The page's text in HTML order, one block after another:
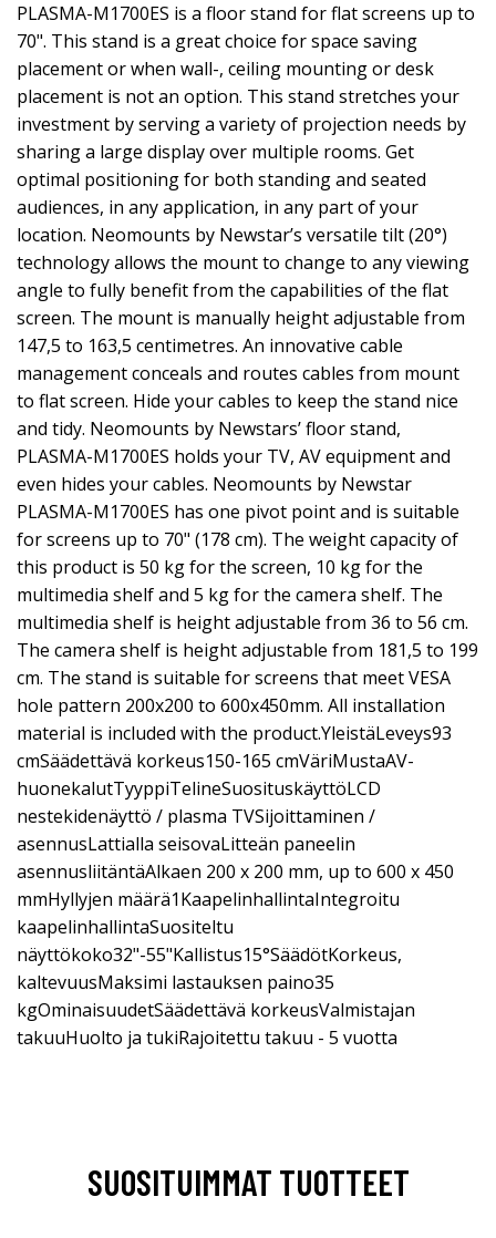
PLASMA-M1700ES is a floor stand for flat screens up to
70". This stand is a great choice for space saving
placement or when wall-, ceiling mounting or desk
placement is not an option. This stand stretches your
investment by serving a variety of projection needs by
sharing a large display over multiple rooms. Get
optimal positioning for both standing and seated
audiences, in any application, in any part of your
location. Neomounts by Newstar’s versatile tilt (20°)
technology allows the mount to change to any viewing
angle to fully benefit from the capabilities of the flat
screen. The mount is manually height adjustable from
147,5 to 163,5 centimetres. An innovative cable
management conceals and routes cables from mount
to flat screen. Hide your cables to keep the stand nice
and tidy. Neomounts by Newstars’ floor stand,
PLASMA-M1700ES holds your TV, AV equipment and
even hides your cables. Neomounts by Newstar
PLASMA-M1700ES has one pivot point and is suitable
for screens up to 70" (178 cm). The weight capacity of
this product is 50 kg for the screen, 10 kg for the
multimedia shelf and 5 kg for the camera shelf. The
multimedia shelf is height adjustable from 36 to 56 cm.
The camera shelf is height adjustable from 181,5 to 199
cm. The stand is suitable for screens that meet VESA
hole pattern 200x200 to 600x450mm. All installation
material is included with the product.YleistäLeveys93
cmSäädettävä korkeus150-165 cmVäriMustaAV-
huonekalutTyyppiTelineSuosituskäyttöLCD
nestekidenäyttö / plasma TVSijoittaminen /
asennusLattialla seisovaLitteän paneelin
asennusliitäntäAlkaen 200 x 200 mm, up to 600 x 450
mmHyllyjen määrä1KaapelinhallintaIntegroitu
kaapelinhallintaSuositeltu
näyttökoko32"-55"Kallistus15°SäädötKorkeus,
kaltevuusMaksimi lastauksen paino35
kgOminaisuudetSäädettävä korkeusValmistajan
takuuHuolto ja tukiRajoitettu takuu - 5 vuotta
SUOSITUIMMAT TUOTTEET